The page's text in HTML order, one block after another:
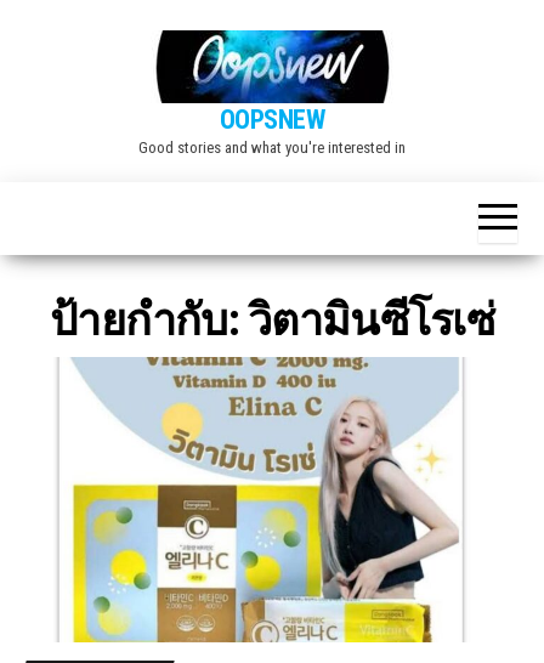
OOPSNEW
Good stories and what you're interested in
ป้ายกำกับ:วิตามินซีโรเซ่